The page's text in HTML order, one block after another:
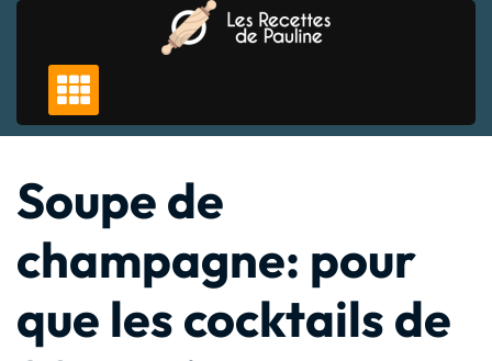
content
Soupe de
champagne: pour
que les cocktails de